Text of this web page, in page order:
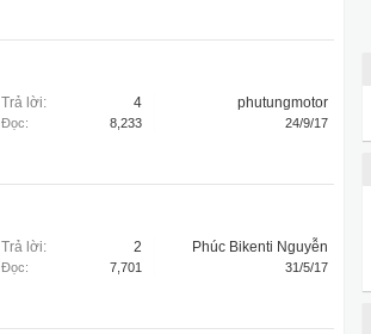
Trả lời: 4
Đọc: 8,233
phutungmotor
24/9/17
Trả lời: 2
Đọc: 7,701
Phúc Bikenti Nguyễn
31/5/17